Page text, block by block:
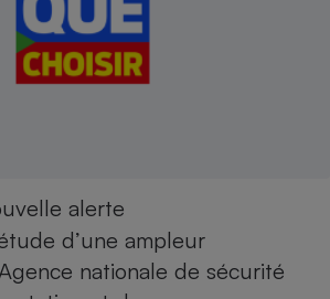
alerte
d’une ampleur
nationale de sécurité